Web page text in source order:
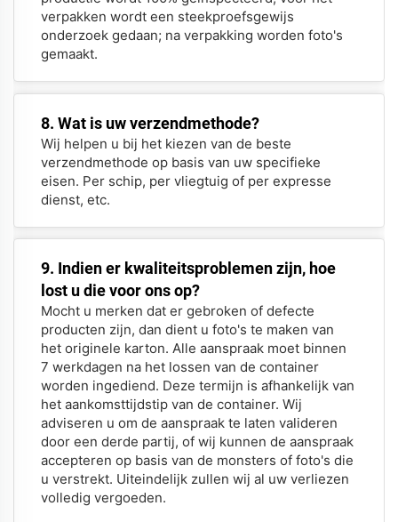
verpakken wordt een steekproefsgewijs
onderzoek gedaan; na verpakking worden foto's
gemaakt.
8. Wat is uw verzendmethode?
Wij helpen u bij het kiezen van de beste
verzendmethode op basis van uw specifieke
eisen. Per schip, per vliegtuig of per expresse
dienst, etc.
9. Indien er kwaliteitsproblemen zijn, hoe
lost u die voor ons op?
Mocht u merken dat er gebroken of defecte
producten zijn, dan dient u foto's te maken van
het originele karton. Alle aanspraak moet binnen
7 werkdagen na het lossen van de container
worden ingediend. Deze termijn is afhankelijk van
het aankomsttijdstip van de container. Wij
adviseren u om de aanspraak te laten valideren
door een derde partij, of wij kunnen de aanspraak
accepteren op basis van de monsters of foto's die
u verstrekt. Uiteindelijk zullen wij al uw verliezen
volledig vergoeden.